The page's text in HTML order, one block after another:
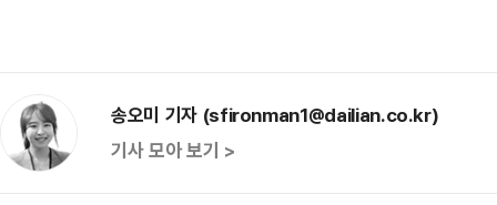
송오미 기자 (sfironman1@dailian.co.kr)
기사 모아 보기 >